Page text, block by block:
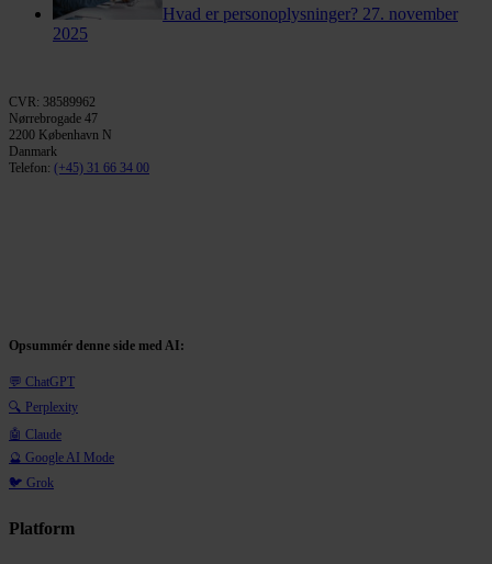
Hvad er personoplysninger? 27. november
2025
CVR: 38589962
Nørrebrogade 47
2200 København N
Danmark
Telefon: (+45) 31 66 34 00
Opsummér denne side med AI:
💬 ChatGPT
🔍 Perplexity
🤖 Claude
🔮 Google AI Mode
🐦 Grok
Platform